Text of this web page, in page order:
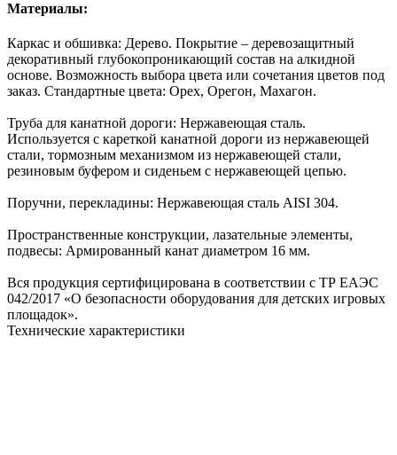
Материалы:
Каркас и обшивка: Дерево. Покрытие – деревозащитный
декоративный глубокопроникающий состав на алкидной
основе. Возможность выбора цвета или сочетания цветов под
заказ. Стандартные цвета: Орех, Орегон, Махагон.
Труба для канатной дороги: Нержавеющая сталь.
Используется с кареткой канатной дороги из нержавеющей
стали, тормозным механизмом из нержавеющей стали,
резиновым буфером и сиденьем с нержавеющей цепью.
Поручни, перекладины: Нержавеющая сталь AISI 304.
Пространственные конструкции, лазательные элементы,
подвесы: Армированный канат диаметром 16 мм.
Вся продукция сертифицирована в соответствии с ТР ЕАЭС
042/2017 «О безопасности оборудования для детских игровых
площадок».
Технические характеристики